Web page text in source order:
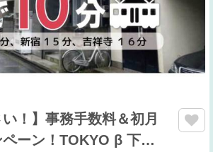
い！】事務手数料＆初月
ペーン！TOKYO β 下…